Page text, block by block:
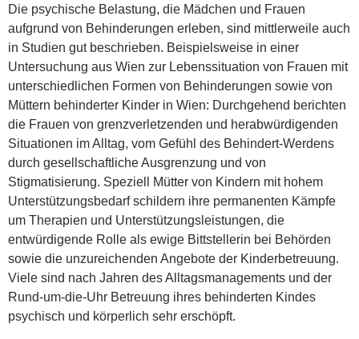
Die psychische Belastung, die Mädchen und Frauen
aufgrund von Behinderungen erleben, sind mittlerweile auch
in Studien gut beschrieben. Beispielsweise in einer
Untersuchung aus Wien zur Lebenssituation von Frauen mit
unterschiedlichen Formen von Behinderungen sowie von
Müttern behinderter Kinder in Wien: Durchgehend berichten
die Frauen von grenzverletzenden und herabwürdigenden
Situationen im Alltag, vom Gefühl des Behindert-Werdens
durch gesellschaftliche Ausgrenzung und von
Stigmatisierung. Speziell Mütter von Kindern mit hohem
Unterstützungsbedarf schildern ihre permanenten Kämpfe
um Therapien und Unterstützungsleistungen, die
entwürdigende Rolle als ewige Bittstellerin bei Behörden
sowie die unzureichenden Angebote der Kinderbetreuung.
Viele sind nach Jahren des Alltagsmanagements und der
Rund-um-die-Uhr Betreuung ihres behinderten Kindes
psychisch und körperlich sehr erschöpft.